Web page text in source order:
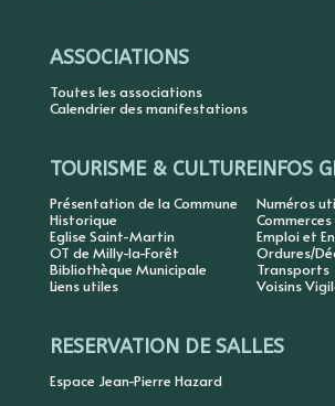
ASSOCIATIONS
Toutes les associations
Calendrier des manifestations
TOURISME & CULTURE
Présentation de la Commune
Historique
Eglise Saint-Martin
OT de Milly-la-Forêt
Bibliothèque Municipale
Liens utiles
INFOS
Numéros
Emploi et
Ordures/
Transports
Voisins
RESERVATION DE SALLES
Espace Jean-Pierre Hazard